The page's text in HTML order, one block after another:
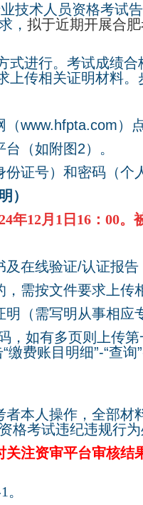
技术人员资格考试
， 拟于近期开展合
式进行。考试成绩
上传相关证明材料。
（www.hfpta.com）
台 （如附图2）。
份证号）和密码（个
）
年12月 1 日 16 ：00。
及在线验证/认证报告
，需按文件要求上传
明（需写明从事相应
，如有多页则上传
“缴费账目明细”-“查询
本人操作， 全部材
格考试违纪违规行
关注资审平台审核
。